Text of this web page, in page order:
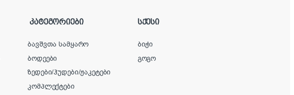
კატეგორიები
ბავშვთა სამყარო
ბოდეები
ზედები/ჰუდები/ჟაკეტები
კომპლექტები
სქესი
ბიჭი
გოგო